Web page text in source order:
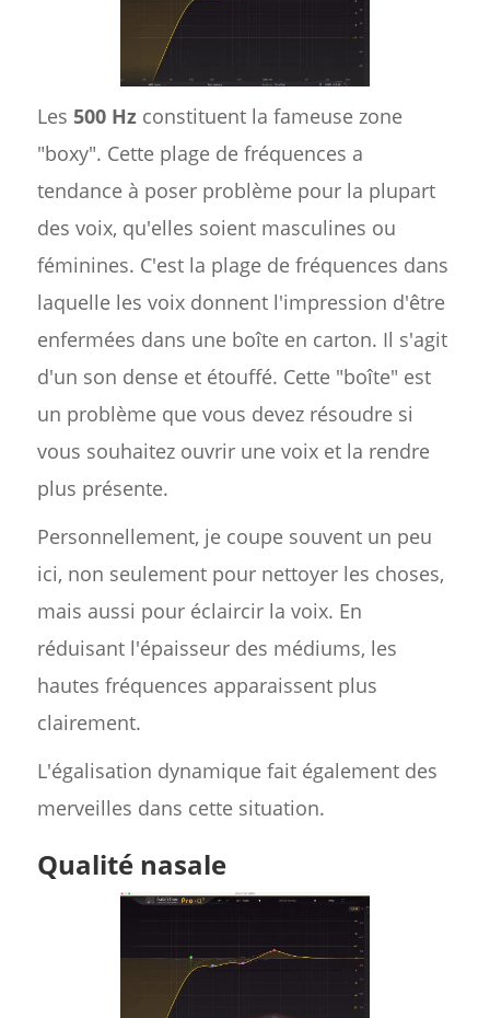
Les 500 Hzconstituent la fameuse zone
"boxy". Cette plage de fréquences a
tendance à poser problème pour la plupart
des voix, qu'elles soient masculines ou
féminines. C'est la plage de fréquences dans
laquelle les voix donnent l'impression d'être
enfermées dans une boîte en carton. Il s'agit
d'un son dense et étouffé. Cette "boîte" est
un problème que vous devez résoudre si
vous souhaitez ouvrir une voix et la rendre
plus présente.
Personnellement, je coupe souvent un peu
ici, non seulement pour nettoyer les choses,
mais aussi pour éclaircir la voix. En
réduisant l'épaisseur des médiums, les
hautes fréquences apparaissent plus
clairement.
L'égalisation dynamique fait également des
merveilles dans cette situation.
Qualité nasale